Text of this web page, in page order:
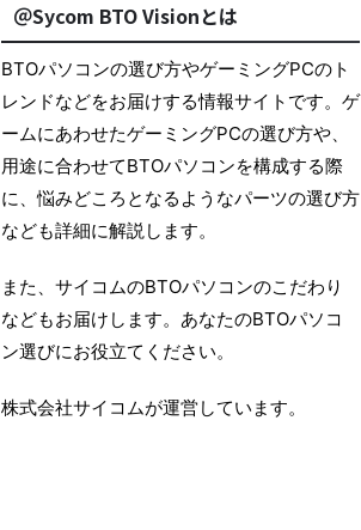
＠Sycom BTO Visionとは
BTOパソコンの選び方やゲーミングPCのト
レンドなどをお届けする情報サイトです。ゲ
ームにあわせたゲーミングPCの選び方や、
用途に合わせてBTOパソコンを構成する際
に、悩みどころとなるようなパーツの選び方
なども詳細に解説します。
また、サイコムのBTOパソコンのこだわり
などもお届けします。あなたのBTOパソコ
ン選びにお役立てください。
株式会社サイコムが運営しています。